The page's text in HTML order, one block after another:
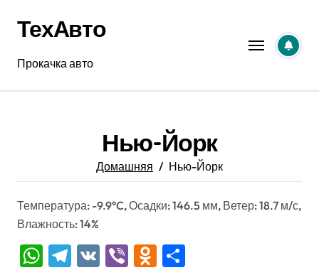
содержанию
ТехАвто
Прокачка авто
Нью-Йорк
Домашняя Нью-Йорк
Температура: -9.9°C, Осадки: 146.5 мм, Ветер: 18.7 м/с,
Влажность: 14%
WhatsApp
Telegram
VK ViberOdnoklassniki